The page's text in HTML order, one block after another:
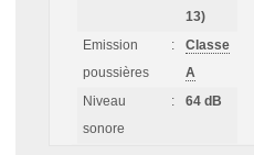
13)
Emission
poussières
:
Classe
A
Niveau
sonore
: 64 dB